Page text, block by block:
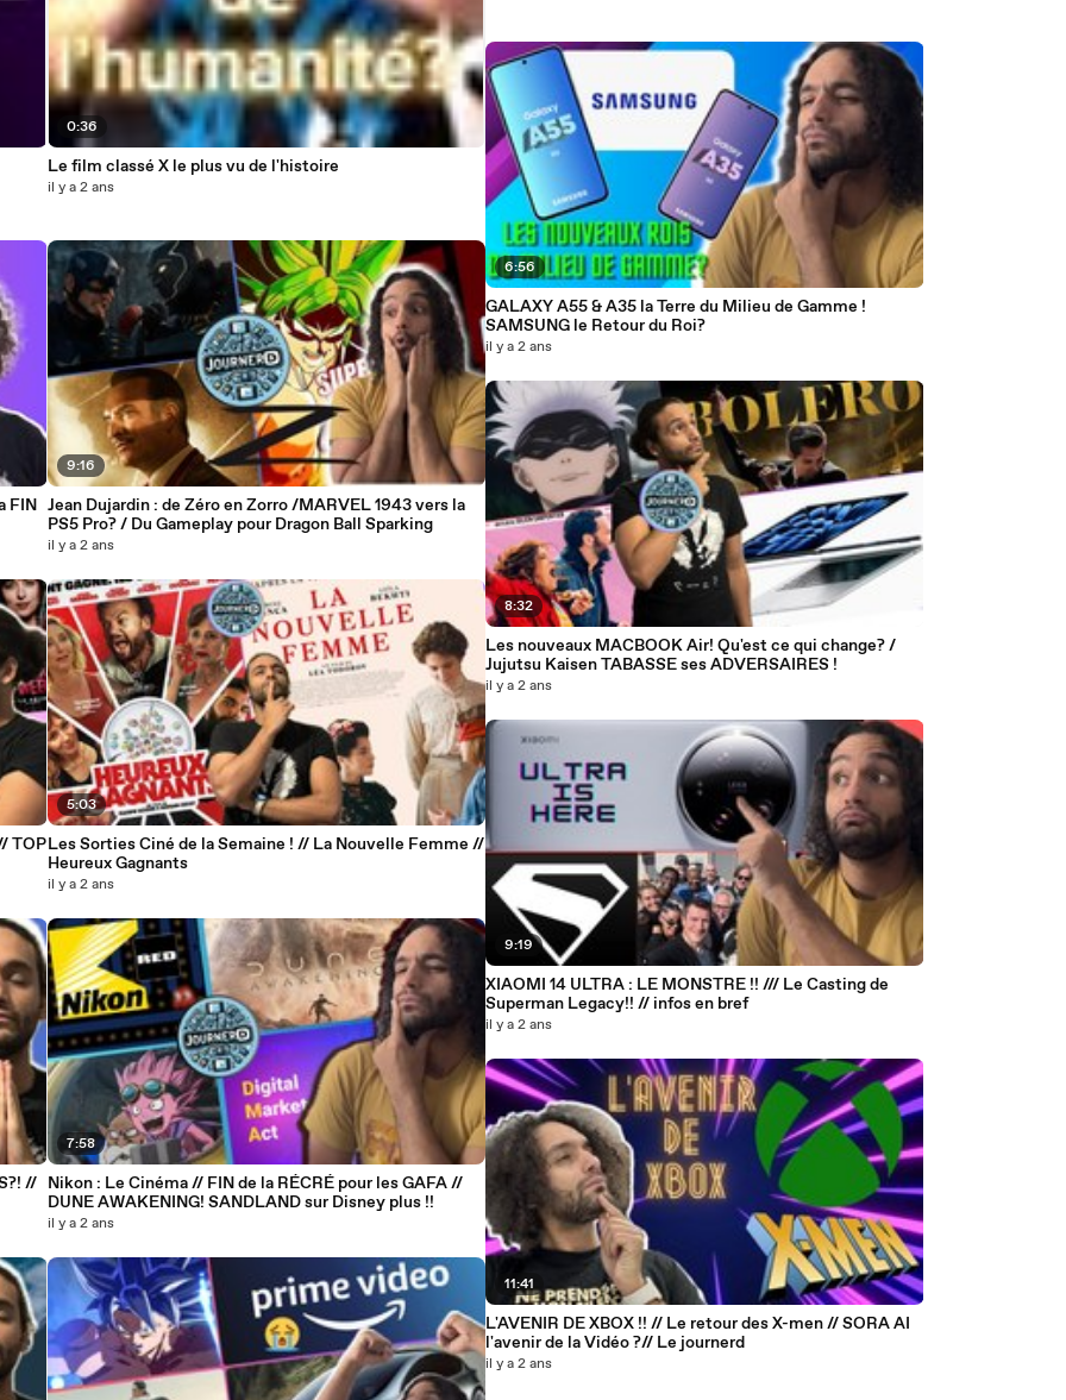
FIN
TOP
//
0:36
Le film classé X le plus vu de l'histoire
il y a 2 ans
9:16
Jean Dujardin : de Zéro en Zorro /MARVEL 1943 vers la
PS5 Pro? / Du Gameplay pour Dragon Ball Sparking
il y a 2 ans
5:03
Les Sorties Ciné de la Semaine ! // La Nouvelle Femme //
Heureux Gagnants
il y a 2 ans
7:58
Nikon : Le Cinéma // FIN de la RÉCRÉ pour les GAFA //
DUNE AWAKENING! SANDLAND sur Disney plus !!
il y a 2 ans
6:56
GALAXY A55 & A35 la Terre du Milieu de Gamme !
SAMSUNG le Retour du Roi?
il y a 2 ans
8:32
Les nouveaux MACBOOK Air! Qu'est ce qui change? /
Jujutsu Kaisen TABASSE ses ADVERSAIRES !
il y a 2 ans
9:19
XIAOMI 14 ULTRA : LE MONSTRE !! /// Le Casting de
Superman Legacy!! // infos en bref
il y a 2 ans
11:41
L'AVENIR DE XBOX !! // Le retour des X-men // SORA AI
l'avenir de la Vidéo ?// Le journerd
il y a 2 ans